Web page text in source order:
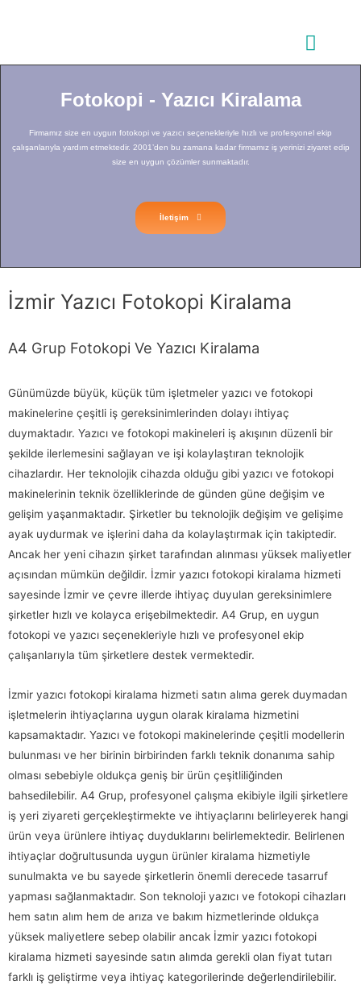
Fotokopi - Yazıcı Kiralama
Firmamız size en uygun fotokopi ve yazıcı seçenekleriyle hızlı ve profesyonel ekip
çalışanlarıyla yardım etmektedir. 2001’den bu zamana kadar firmamız iş yerinizi ziyaret edip
size en uygun çözümler sunmaktadır.
İletişim
İzmir Yazıcı Fotokopi Kiralama
A4 Grup Fotokopi Ve Yazıcı Kiralama
Günümüzde büyük, küçük tüm işletmeler yazıcı ve fotokopi
makinelerine çeşitli iş gereksinimlerinden dolayı ihtiyaç
duymaktadır. Yazıcı ve fotokopi makineleri iş akışının düzenli bir
şekilde ilerlemesini sağlayan ve işi kolaylaştıran teknolojik
cihazlardır. Her teknolojik cihazda olduğu gibi yazıcı ve fotokopi
makinelerinin teknik özelliklerinde de günden güne değişim ve
gelişim yaşanmaktadır. Şirketler bu teknolojik değişim ve gelişime
ayak uydurmak ve işlerini daha da kolaylaştırmak için takiptedir.
Ancak her yeni cihazın şirket tarafından alınması yüksek maliyetler
açısından mümkün değildir. İzmir yazıcı fotokopi kiralama hizmeti
sayesinde İzmir ve çevre illerde ihtiyaç duyulan gereksinimlere
şirketler hızlı ve kolayca erişebilmektedir. A4 Grup, en uygun
fotokopi ve yazıcı seçenekleriyle hızlı ve profesyonel ekip
çalışanlarıyla tüm şirketlere destek vermektedir.
İzmir yazıcı fotokopi kiralama hizmeti satın alıma gerek duymadan
işletmelerin ihtiyaçlarına uygun olarak kiralama hizmetini
kapsamaktadır. Yazıcı ve fotokopi makinelerinde çeşitli modellerin
bulunması ve her birinin birbirinden farklı teknik donanıma sahip
olması sebebiyle oldukça geniş bir ürün çeşitliliğinden
bahsedilebilir. A4 Grup, profesyonel çalışma ekibiyle ilgili şirketlere
iş yeri ziyareti gerçekleştirmekte ve ihtiyaçlarını belirleyerek hangi
ürün veya ürünlere ihtiyaç duyduklarını belirlemektedir. Belirlenen
ihtiyaçlar doğrultusunda uygun ürünler kiralama hizmetiyle
sunulmakta ve bu sayede şirketlerin önemli derecede tasarruf
yapması sağlanmaktadır. Son teknoloji yazıcı ve fotokopi cihazları
hem satın alım hem de arıza ve bakım hizmetlerinde oldukça
yüksek maliyetlere sebep olabilir ancak İzmir yazıcı fotokopi
kiralama hizmeti sayesinde satın alımda gerekli olan fiyat tutarı
farklı iş geliştirme veya ihtiyaç kategorilerinde değerlendirilebilir.